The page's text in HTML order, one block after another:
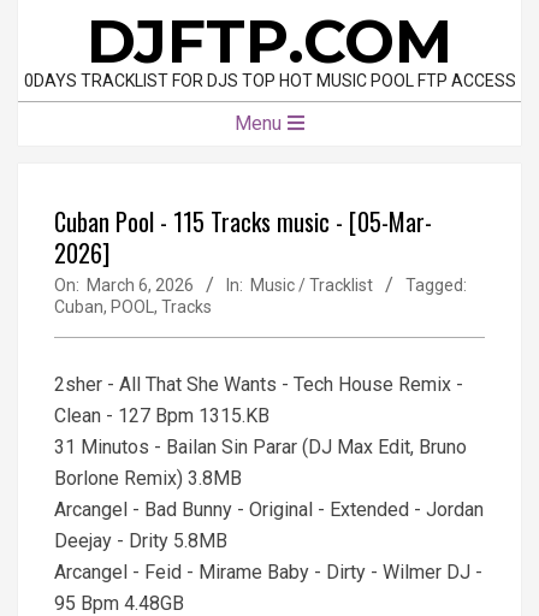
content
DJFTP.COM
0DAYS TRACKLIST FOR DJS TOP HOT MUSIC POOL FTP ACCESS
Menu
Cuban Pool - 115 Tracks music - [05-Mar-
2026]
On: March 6, 2026 In: Music / Tracklist
Tagged:
Cuban, POOL , Tracks
2sher - All That She Wants - Tech House Remix -
Clean - 127 Bpm 1315.KB
31 Minutos - Bailan Sin Parar (DJ Max Edit, Bruno
Borlone Remix) 3.8MB
Arcangel - Bad Bunny - Original - Extended - Jordan
Deejay - Drity 5.8MB
Arcangel - Feid - Mirame Baby - Dirty - Wilmer DJ -
95 Bpm 4.48GB